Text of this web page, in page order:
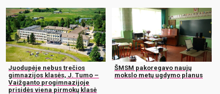
Juodupėje nebus trečios
gimnazijos klasės, J. Tumo –
Vaižganto progimnazijoje
prisidės viena pirmokų klasė
ŠMSM pakoregavo naujų
mokslo metų ugdymo planus